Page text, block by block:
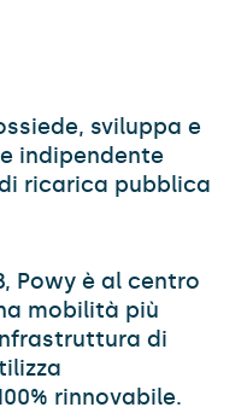
sviluppa e
indipendente
ricarica pubblica
Powy è al centro
mobilità più
di
rinnovabile.